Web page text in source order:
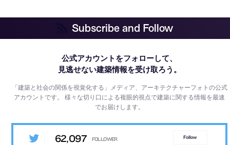
Subscribe and Follow
公式アカウントをフォローして、
見逃せない建築情報を受け取ろう。
「建築と社会の関係を視覚化する」メディア、アーキテクチャーフォトの公式
アカウントです。様々な切り口による複眼的視点で建築に関する情報を最速
でお届けします。
62,097 Follow